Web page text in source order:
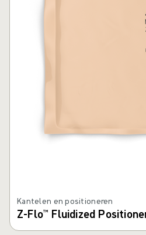
Kantelen en positioneren
Z-Flo™ Fluidized